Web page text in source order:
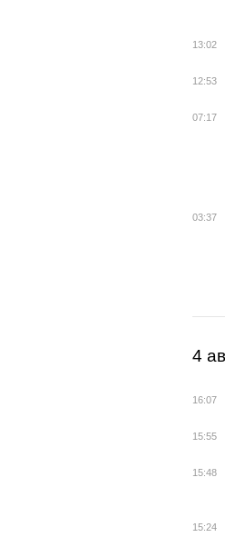
13:02
12:53
07:17
03:37
4
16:07
15:55
15:48
15:24